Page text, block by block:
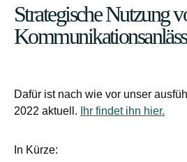
Strategische Nutzung
Dafür ist nach wie vor unser
2022 aktuell.
Ihr findet ihn hier.
In Kürze: